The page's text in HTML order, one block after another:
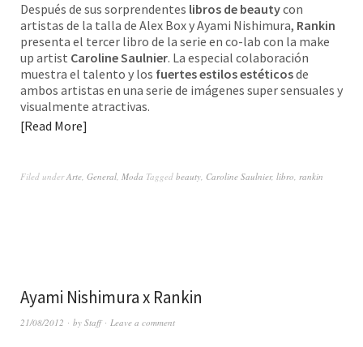
Después de sus sorprendentes libros de beautycon
artistas de la talla de Alex Box y Ayami Nishimura, Rankin
presenta el tercer libro de la serie en co-lab con la make
up artist Caroline Saulnier. La especial colaboración
muestra el talento y los fuertes estilos estéticosde
ambos artistas en una serie de imágenes super sensuales y
visualmente atractivas.
Read More
Filed underArte, General, Moda Tagged beauty, Caroline Saulnier, libro, rankin
Ayami Nishimura x Rankin
21/08/2012 by Staff Leave a comment